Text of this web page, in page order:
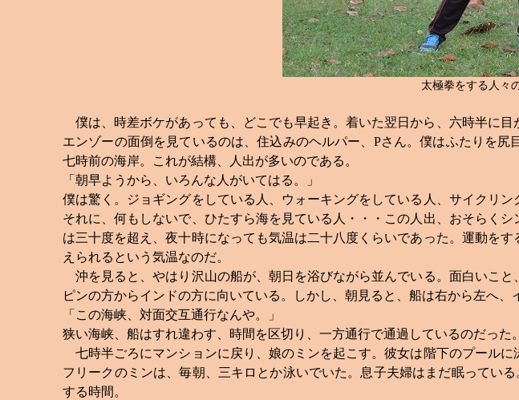
太極拳をする人々
僕は、時差ボケがあっても、どこでも早起き。着いた翌日から、六時半に
エンゾーの面倒を見ているのは、住込みのヘルパー、 Pさん。僕はふたりを尻
七時前の海岸。これが結構、人出が多いのである。
「朝早ようから、いろんな人がいてはる。」
僕は驚く。ジョギングをしている人、ウォーキングをしている人、サイクリ
それに、何もしないで、ひたすら海を見ている人・・・この人出、おそらく
は三十度を超え、夜十時になっても気温は二十八度くらいであった。運動を
えられるという気温なのだ。
沖を見ると、やはり沢山の船が、朝日を浴びながら並んでいる。面白いこ
ピンの方からインドの方に向いている。しかし、朝見ると、船は右から左へ、
「この海峡、対面交互通行なんや。」
狭い海峡、船はすれ違わす、時間を区切り、一方通行で通過しているのだった。
七時半ごろにマンションに戻り、娘のミンを起こす。彼女は階下のプール
フリークのミンは、毎朝、三キロとか泳いでいた。息子夫婦はまだ眠ってい
する時間。